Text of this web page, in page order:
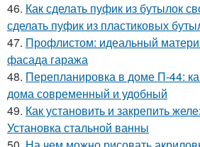
46. Как сделать пуфик из бутылок
сделать пуфик из пластиковых
47. Профлистом: идеальный
фасада гаража
48. Перепланировка в доме П-44:
дома современный и удобный
49. Как установить и закрепить
Установка стальной ванны